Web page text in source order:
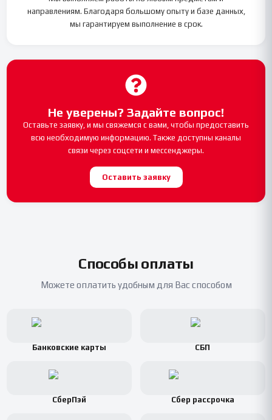
направлениям. Благодаря большому опыту и базе данных,
мы гарантируем выполнение в срок.
Не уверены? Задайте вопрос!
Оставьте заявку, и мы свяжемся с вами, чтобы предоставить
всю необходимую информацию. Также доступны каналы
связи через соцсети и мессенджеры.
Оставить заявку
Способы оплаты
Можете оплатить удобным для Вас способом
Банковские карты СБП
СберПэй Сбер рассрочка